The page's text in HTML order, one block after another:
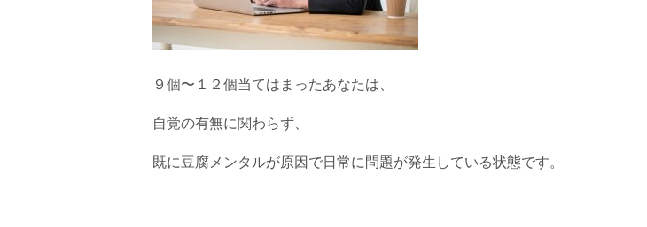
９個〜１２個当てはまったあなたは、
自覚の有無に関わらず、
既に豆腐メンタルが原因で日常に問題が発生している状態です。